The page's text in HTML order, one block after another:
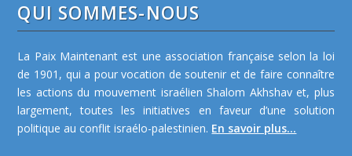
QUI SOMMES-NOUS
La Paix Maintenant est une association française selon la loi
de 1901, qui a pour vocation de soutenir et de faire connaître
les actions du mouvement israélien Shalom Akhshav et, plus
largement, toutes les initiatives en faveur d’une solution
politique au conflit israélo-palestinien. En savoir plus...